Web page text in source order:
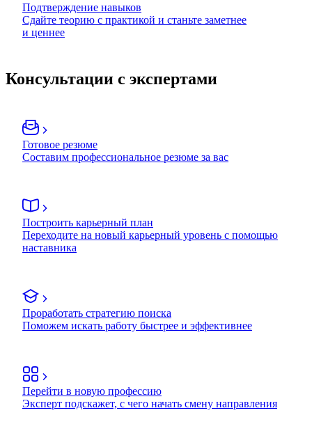
Подтверждение навыков
Сдайте теорию с практикой и станьте заметнее
и ценнее
Консультации с экспертами
Готовое резюме
Составим профессиональное резюме за вас
Построить карьерный план
Переходите на новый карьерный уровень с помощью
наставника
Проработать стратегию поиска
Поможем искать работу быстрее и эффективнее
Перейти в новую профессию
Эксперт подскажет, с чего начать смену направления